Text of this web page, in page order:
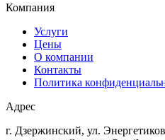
Компания
Услуги
Цены
О компании
Контакты
Политика
Адрес
г. Дзержинский, ул.